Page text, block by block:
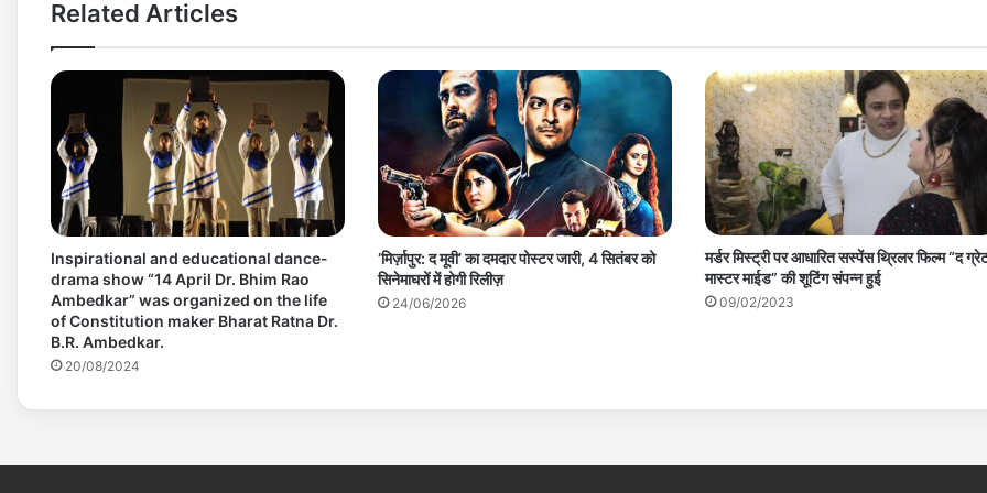
Related Articles
Inspirational and educational dance-
drama show “14 April Dr. Bhim Rao
Ambedkar” was organized on the life
of Constitution maker Bharat Ratna Dr.
B.R. Ambedkar.
20/08/2024
‘मिर्ज़ापुर: द मूवी’ का दमदार पोस्टर जारी, 4 सितंबर को
सिनेमाघरों में होगी रिलीज़
24/06/2026
मर्डर मिस्ट्री पर आधारित सस्पेंस थ्रिलर फिल्म “द
मास्टर माईड” की शूटिंग संपन्न हुई
09/02/2023